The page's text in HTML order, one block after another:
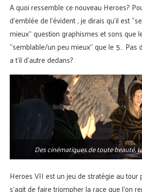
A quoi ressemble ce nouveau Heroes?
d’emblée de l’évident , je dirais qu’il est
mieux” question graphismes et sons que
“semblable/un peu mieux” que le 5… Pas
a t’il d’autre dedans?
Des cinématiques de toute beauté,
Heroes VII est un jeu de stratégie au tour
s’agit de faire triompher la race que l’on